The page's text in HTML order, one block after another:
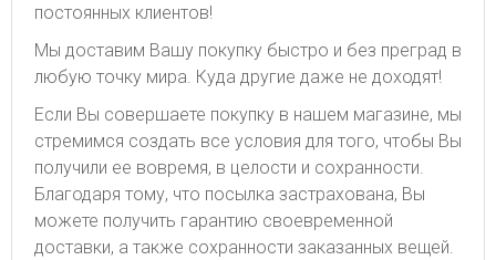
постоянных клиентов!
Мы доставим Вашу покупку быстро и без преград в
любую точку мира. Куда другие даже не доходят!
Если Вы совершаете покупку в нашем магазине, мы
стремимся создать все условия для того, чтобы Вы
получили ее вовремя, в целости и сохранности.
Благодаря тому, что посылка застрахована, Вы
можете получить гарантию своевременной
доставки, а также сохранности заказанных вещей.